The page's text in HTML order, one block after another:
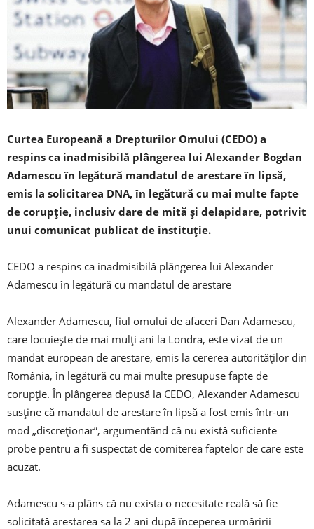
Curtea Europeană a Drepturilor Omului (CEDO) a
respins ca inadmisibilă plângerea lui Alexander Bogdan
Adamescu în legătură mandatul de arestare în lipsă,
emis la solicitarea DNA, în legătură cu mai multe fapte
de corupţie, inclusiv dare de mită şi delapidare, potrivit
unui comunicat publicat de instituţie.
CEDO a respins ca inadmisibilă plângerea lui Alexander
Adamescu în legătură cu mandatul de arestare
Alexander Adamescu, fiul omului de afaceri Dan Adamescu,
care locuieşte de mai mulţi ani la Londra, este vizat de un
mandat european de arestare, emis la cererea autorităţilor din
România, în legătură cu mai multe presupuse fapte de
corupţie. În plângerea depusă la CEDO, Alexander Adamescu
susţine că mandatul de arestare în lipsă a fost emis într-un
mod „discreţionar”, argumentând că nu există suficiente
probe pentru a fi suspectat de comiterea faptelor de care este
acuzat.
Adamescu s-a plâns că nu exista o necesitate reală să fie
solicitată arestarea sa la 2 ani după începerea urmăririi